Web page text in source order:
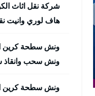
هاف لوري وانيت
ونش سحب وانقاذ